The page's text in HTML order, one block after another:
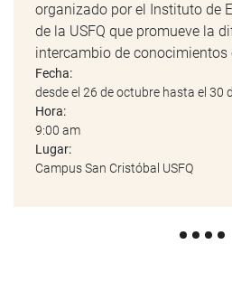
organizado por el Instituto de
de la USFQ que promueve la
intercambio de conocimientos
Fecha:
desde el 26 de octubre hasta el 30
Hora:
9:00 am
Lugar:
Campus San Cristóbal USFQ